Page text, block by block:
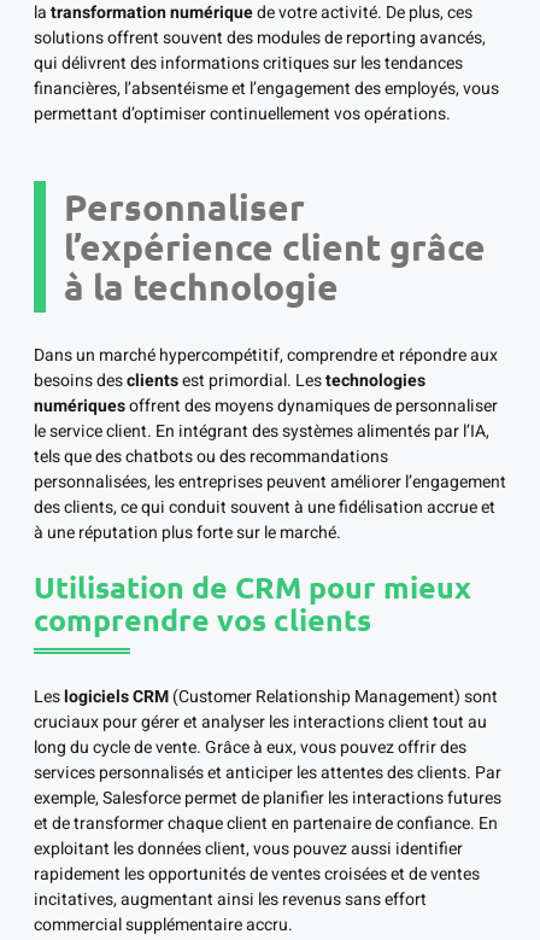
latransformation numériquede votre activité. De plus, ces
solutions offrent souvent des modules de reporting avancés,
qui délivrent des informations critiques sur les tendances
financières, l’absentéisme et l’engagement des employés, vous
permettant d’optimiser continuellement vos opérations.
Personnaliser
l’expérience client grâce
à la technologie
Dans un marché hypercompétitif, comprendre et répondre aux
besoins desclientsest primordial. Lestechnologies
numériquesoffrent des moyens dynamiques de personnaliser
le service client. En intégrant des systèmes alimentés par l’IA,
tels que des chatbots ou des recommandations
personnalisées, les entreprises peuvent améliorer l’engagement
des clients, ce qui conduit souvent à une fidélisation accrue et
à une réputation plus forte sur le marché.
Utilisation de CRM pour mieux
comprendre vos clients
Leslogiciels CRM(Customer Relationship Management) sont
cruciaux pour gérer et analyser les interactions client tout au
long du cycle de vente. Grâce à eux, vous pouvez offrir des
services personnalisés et anticiper les attentes des clients. Par
exemple, Salesforce permet de planifier les interactions futures
et de transformer chaque client en partenaire de confiance. En
exploitant les données client, vous pouvez aussi identifier
rapidement les opportunités de ventes croisées et de ventes
incitatives, augmentant ainsi les revenus sans effort
commercial supplémentaire accru.